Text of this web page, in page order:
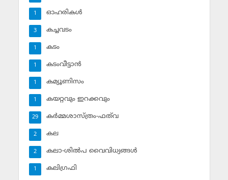
ഓഹരികള്‍
1
കച്ചവടം
3
കടം
1
കടംവീട്ടാന്‍
1
കമ്യൂണിസം
1
കയറ്റവും ഇറക്കവും
1
കര്‍മ്മശാസ്ത്രം-ഫത്‌വ
29
കല
2
കലാ-ശില്‍പ വൈവിധ്യങ്ങള്‍
2
കലിഗ്രഫി
1